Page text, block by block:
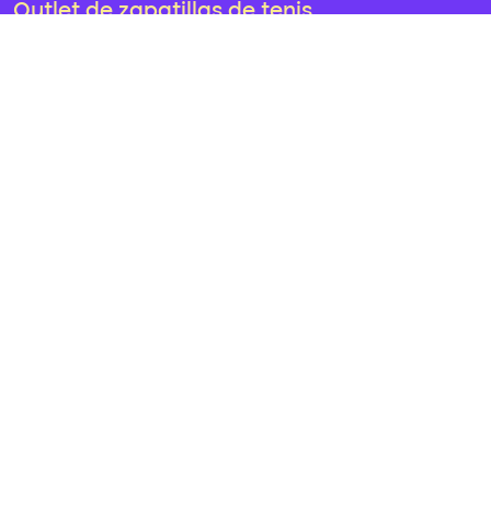
Outlet de zapatillas de tenis